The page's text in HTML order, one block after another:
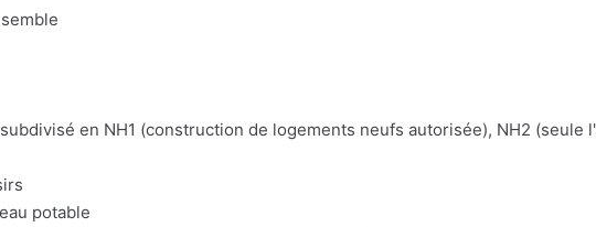
en NH1 (construction de logements neufs autorisée), NH2 (seule
potable